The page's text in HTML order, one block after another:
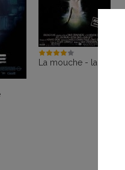
La mouche - la fiche